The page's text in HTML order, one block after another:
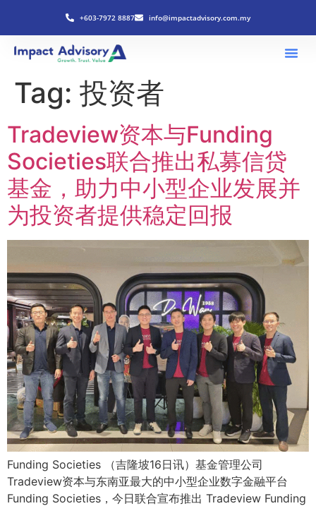
+603-7972 8887 info@impactadvisory.com.my
Tag: 投资者
Tradeview资本与Funding
Societies联合推出私募信贷
基金，助力中小型企业发展并
为投资者提供稳定回报
Funding Societies （吉隆坡16日讯）基金管理公司
Tradeview资本与东南亚最大的中小型企业数字金融平台
Funding Societies，今日联合宣布推出 Tradeview Funding